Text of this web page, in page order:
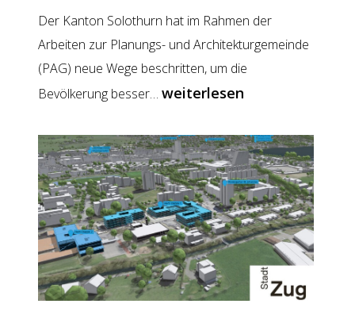
Der Kanton Solothurn hat im Rahmen der
Arbeiten zur Planungs- und Architekturgemeinde
(PAG) neue Wege beschritten, um die
Bevölkerung besser… Kanton
Transparenz
und
Verständlichkeit
dank
digitaler
Visualisierung
weiterlesen